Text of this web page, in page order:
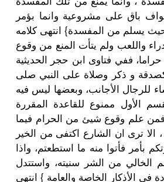
باق على مشروعية وانما بؤمر
واللعب ولم يتأت المنع من وقوع
ففي فتاوى ابن حجر الحديثية
و ذكر وصلاة على النبي صلى
للرجال الأجانب، وبعضها ليس فيه
الأول ممنوع للقاعدة المقررة
علم وقوع شيئ من الحرام فيما
ترى ان الشارع اكتفى من الخير
بأمر فأتوا منه ما استطعتم، واذا
من الشر سنيته، واستتدل
في الأذكار الخاصة والعامة } انتهى